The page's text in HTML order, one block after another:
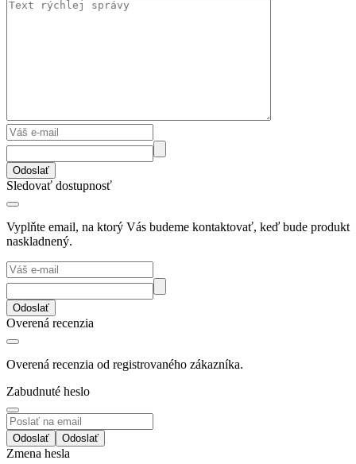
Odoslať
Sledovať dostupnosť
Vyplňte email, na ktorý Vás budeme kontaktovať, keď bude produkt
naskladnený.
Odoslať
Overená recenzia
Overená recenzia od registrovaného zákazníka.
Zabudnuté heslo
Odoslať
Zmena hesla